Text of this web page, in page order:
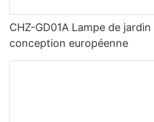
CHZ-GD01A Lampe de
conception européenne